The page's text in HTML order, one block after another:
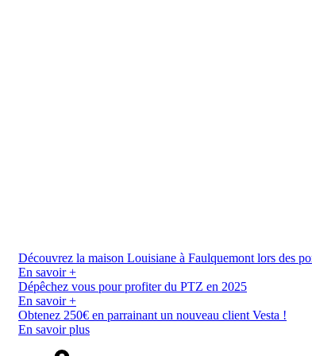
Découvrez la maison Louisiane à Faulquemont lors des
En savoir +
Dépêchez vous pour profiter du PTZ en 2025
En savoir +
Obtenez 250€ en parrainant un nouveau client Vesta !
En savoir plus